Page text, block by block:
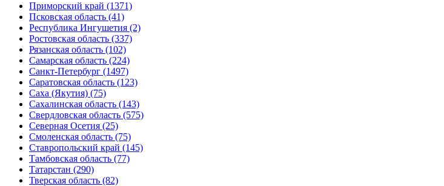
Приморский край (1371)
Псковская область (41)
Республика Ингушетия (2)
Ростовская область (337)
Рязанская область (102)
Самарская область (224)
Санкт-Петербург (1497)
Саратовская область (123)
Саха (Якутия) (75)
Сахалинская область (143)
Свердловская область (575)
Северная Осетия (25)
Смоленская область (75)
Ставропольский край (145)
Тамбовская область (77)
Татарстан (290)
Тверская область (82)